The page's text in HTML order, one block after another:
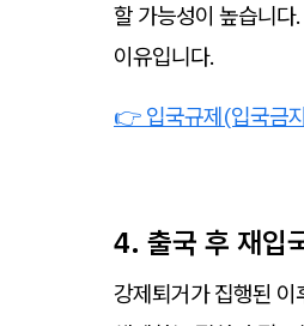
할 가능성이 높습니
이유입니다.
👉 입국규제(입국금
4. 출국 후 재입
강제퇴거가 집행된